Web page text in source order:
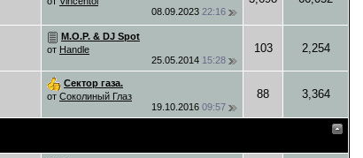
08.09.2023 22:16
M.O.P. & DJ Spot
от Handle
25.05.2014 15:28
103 2,254
Сектор газа.
от Соколиный Глаз
19.10.2016 09:57
88 3,364